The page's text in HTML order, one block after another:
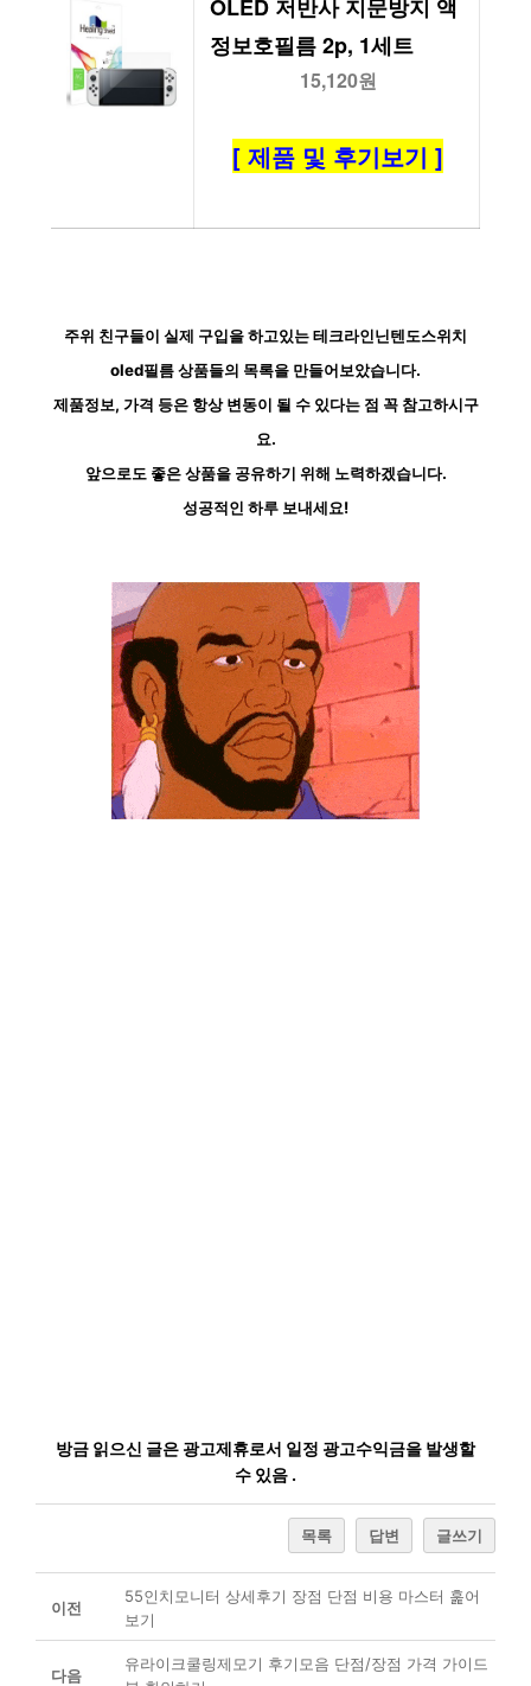
OLED 저반사 지문방지 액
정보호필름 2p, 1세트
15,120원
[ 제품 및 후기보기 ]
주위 친구들이 실제 구입을 하고있는 테크라인닌텐도스위치
oled필름 상품들의 목록을 만들어보았습니다.
제품정보, 가격 등은 항상 변동이 될 수 있다는 점 꼭 참고하시구
요.
앞으로도 좋은 상품을 공유하기 위해 노력하겠습니다.
성공적인 하루 보내세요!
방금 읽으신 글은 광고제휴로서 일정 광고수익금을 발생할
수 있음 .
목록 답변 글쓰기
이전
55인치모니터 상세후기 장점 단점 비용 마스터 훑어
보기
다음
유라이크쿨링제모기 후기모음 단점/장점 가격 가이드